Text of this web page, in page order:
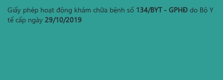
Giấy phép hoạt động khám chữa bệnh số 134/BYT - GPHĐ do Bộ Y
tế cấp ngày 29/10/2019